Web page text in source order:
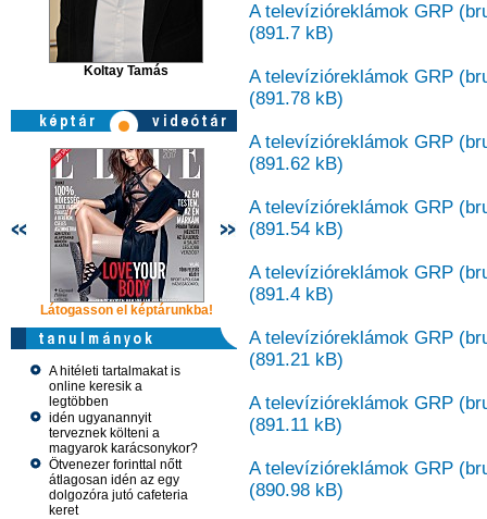
Koltay Tamás
Látogasson el képtárunkba!
A hitéleti tartalmakat is
online keresik a
legtöbben
idén ugyanannyit
terveznek költeni a
magyarok karácsonykor?
Ötvenezer forinttal nőtt
átlagosan idén az egy
dolgozóra jutó cafeteria
keret
A televízióreklámok GRP
(891.7 kB)
A televízióreklámok GRP
(891.78 kB)
A televízióreklámok GRP
(891.62 kB)
A televízióreklámok GRP
(891.54 kB)
A televízióreklámok GRP
(891.4 kB)
A televízióreklámok GRP
(891.21 kB)
A televízióreklámok GRP
(891.11 kB)
A televízióreklámok GRP
(890.98 kB)